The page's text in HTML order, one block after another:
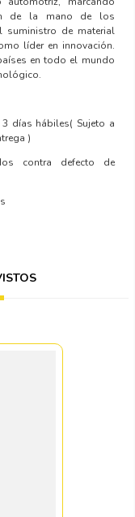
de la mano de los
suministro de material
líder en innovación.
en todo el mundo
días hábiles( Sujeto a
)
contra defecto de